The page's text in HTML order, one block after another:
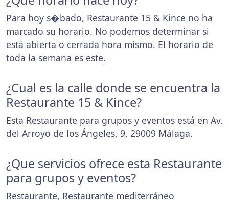
Para hoy s�bado, Restaurante 15 & Kince no ha
marcado su horario. No podemos determinar si
está abierta o cerrada hora mismo. El horario de
toda la semana es este.
¿Cual es la calle donde se encuentra la
Restaurante 15 & Kince?
Esta Restaurante para grupos y eventos está en Av.
del Arroyo de los Ángeles, 9, 29009 Málaga.
¿Que servicios ofrece esta Restaurante
para grupos y eventos?
Restaurante, Restaurante mediterráneo